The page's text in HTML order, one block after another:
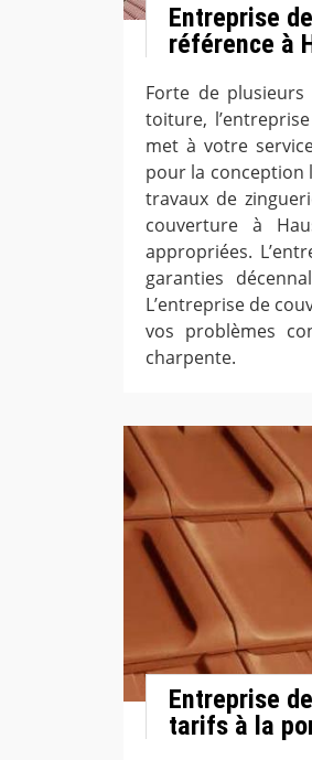
Entreprise
référence à
Forte de plusieurs
toiture,
met à votre
pour la conception
travaux de
couverture à
appropriées.
garanties
L’entreprise de
vos problèmes
charpente.
Entreprise
tarifs à la